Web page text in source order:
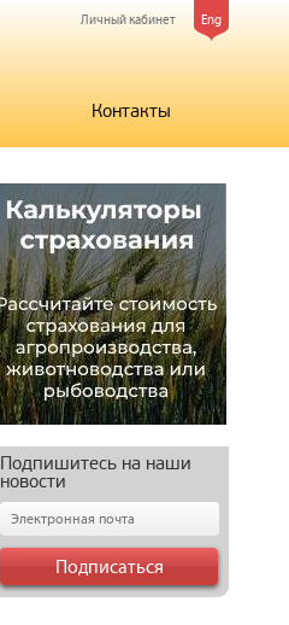
Eng
Личный кабинет
Контакты
Подпишитесь на наши
новости